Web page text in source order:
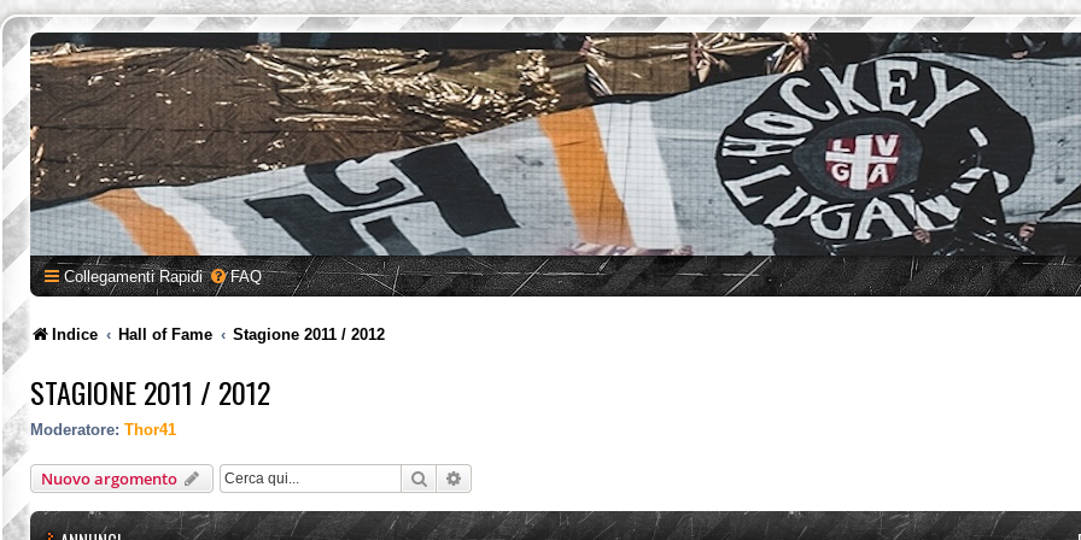
Collegamenti Rapidi FAQ
Indice Hall of Fame Stagione 2011 / 2012
STAGIONE 2011 / 2012
Moderatore: Thor41
Nuovo argomento Cerca